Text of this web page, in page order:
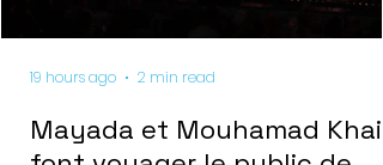
Mayada et Mouhamad
19 hours ago 2 min read